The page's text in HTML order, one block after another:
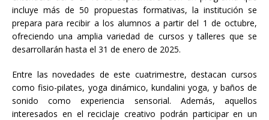
incluye más de 50 propuestas formativas, la institución se
prepara para recibir a los alumnos a partir del 1 de octubre,
ofreciendo una amplia variedad de cursos y talleres que se
desarrollarán hasta el 31 de enero de 2025.
Entre las novedades de este cuatrimestre, destacan cursos
como fisio-pilates, yoga dinámico, kundalini yoga, y baños de
sonido como experiencia sensorial. Además, aquellos
interesados en el reciclaje creativo podrán participar en un